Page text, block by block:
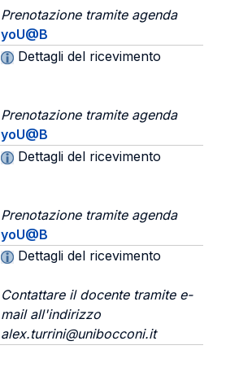
Prenotazione tramite agenda
yoU@B
Dettagli del ricevimento
Prenotazione tramite agenda
yoU@B
Dettagli del ricevimento
Prenotazione tramite agenda
yoU@B
Dettagli del ricevimento
Contattare il docente tramite e-
mail all'indirizzo
alex.turrini@unibocconi.it